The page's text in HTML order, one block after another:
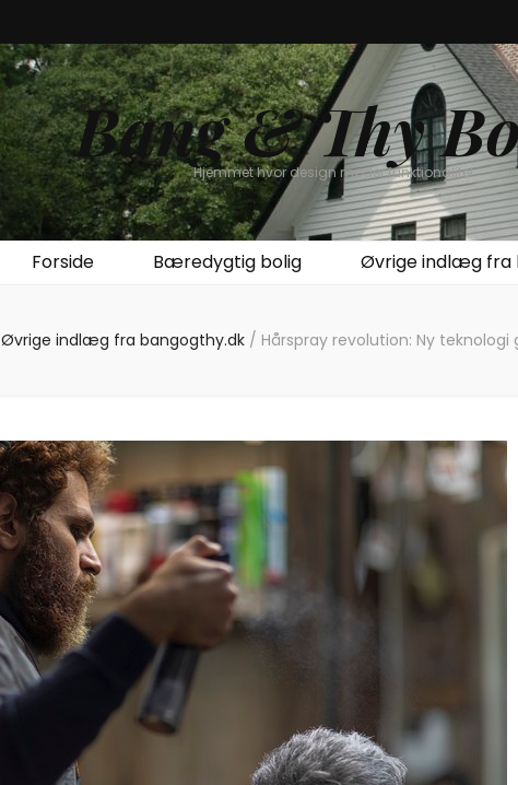
Bang & Thy
Hjemmet hvor design møder funktionalitet
Forside Bæredygtig bolig Øvrige indlæg fra
Øvrige indlæg fra bangogthy.dk / Hårspray revolution: Ny